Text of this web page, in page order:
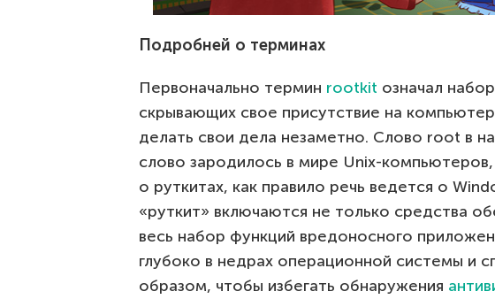
Подробней о терминах
Первоначально термин rootkit означал
скрывающих свое присутствие на
делать свои дела незаметно. Слово root в
слово зародилось в мире Unix-
о руткитах, как правило речь ведется о
«руткит» включаются не только средства
весь набор функций вредоносного
глубоко в недрах операционной системы и
образом, чтобы избегать обнаружения